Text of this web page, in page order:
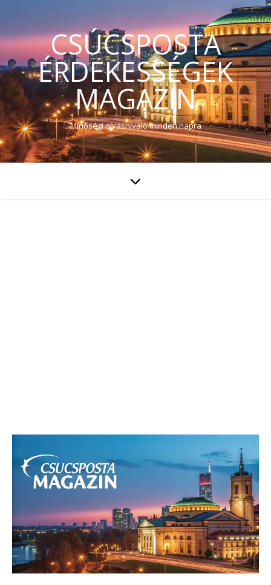
CSÚCSPOSTA
ÉRDEKESSÉGEK
MAGAZIN
Minőségi olvasnivaló minden napra